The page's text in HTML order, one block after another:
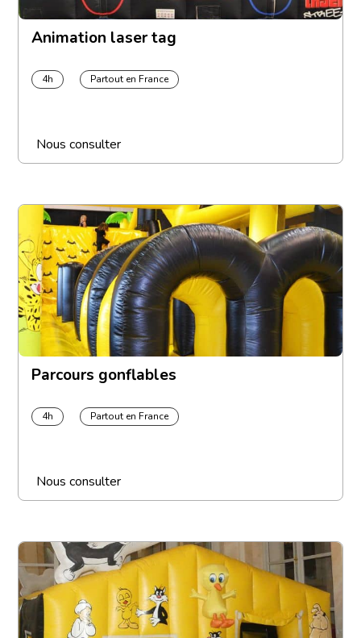
Animation laser tag
4h Partout en France
Nous consulter
Parcours gonflables
4h Partout en France
Nous consulter